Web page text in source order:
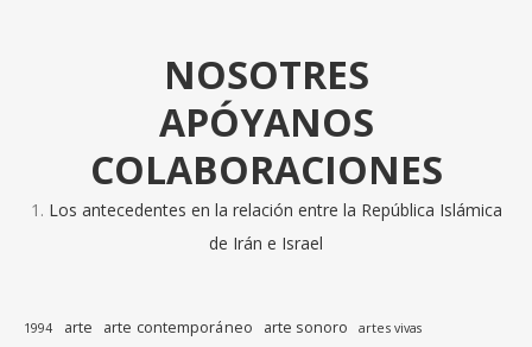
NOSOTRES
APÓYANOS
COLABORACIONES
Los antecedentes en la relación entre la República Islámica
de Irán e Israel
1994 arte arte contemporáneo arte sonoro artes vivas